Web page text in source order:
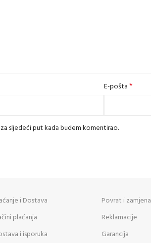
E-pošta*
sljedeći put kada budem komentirao.
i Dostava
plaćanja
i isporuka
Povrat i zamjena
Reklamacije
Garancija